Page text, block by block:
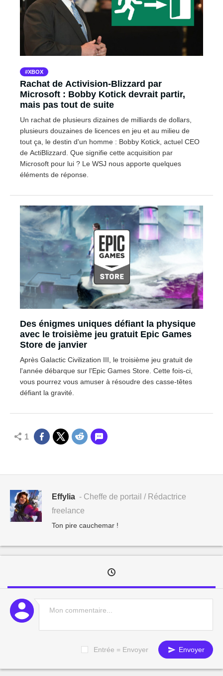
XBOX
Rachat de Activision-Blizzard par
Microsoft : Bobby Kotick devrait partir,
mais pas tout de suite
Un rachat de plusieurs dizaines de milliards de dollars,
plusieurs douzaines de licences en jeu et au milieu de
tout ça, le destin d'un homme : Bobby Kotick, actuel CEO
de ActiBlizzard. Que signifie cette acquisition par
Microsoft pour lui ? Le WSJ nous apporte quelques
éléments de réponse.
Des énigmes uniques défiant la physique
avec le troisième jeu gratuit Epic Games
Store de janvier
Après Galactic Civilization III, le troisième jeu gratuit de
l'année débarque sur l'Epic Games Store. Cette fois-ci,
vous pourrez vous amuser à résoudre des casse-têtes
défiant la gravité.
1
Effylia - Cheffe de portail / Rédactrice
freelance
Ton pire cauchemar !
Entrée = Envoyer Envoyer